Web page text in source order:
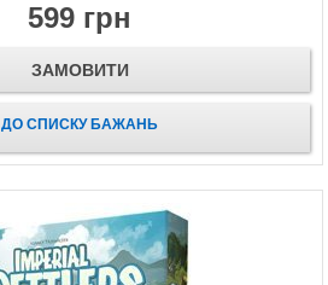
599 грн
ЗАМОВИТИ
ДО СПИСКУ БАЖАНЬ